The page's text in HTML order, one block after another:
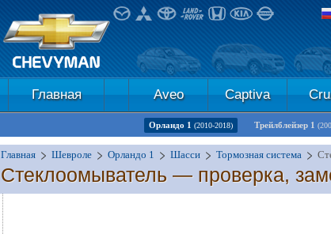
Главная Aveo Captiva
Орландо 1 (2010-2018) Трейлблейзер 1
Главная Шевроле Орландо 1 Шасси Тормозная система
Стеклоомыватель — проверка,